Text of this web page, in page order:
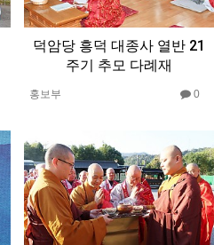
덕암당 흥덕 대종사 열반 21
주기 추모 다례재
홍보부 0